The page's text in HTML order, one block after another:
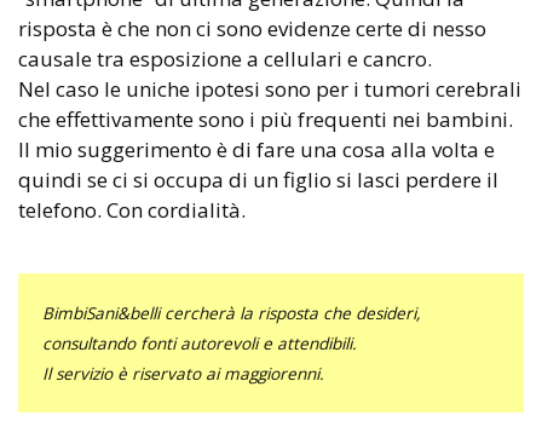
risposta è che non ci sono evidenze certe di nesso
causale tra esposizione a cellulari e cancro.
Nel caso le uniche ipotesi sono per i tumori cerebrali
che effettivamente sono i più frequenti nei bambini.
Il mio suggerimento è di fare una cosa alla volta e
quindi se ci si occupa di un figlio si lasci perdere il
telefono. Con cordialità.
BimbiSani&belli cercherà la risposta che desideri,
consultando fonti autorevoli e attendibili.
Il servizio è riservato ai maggiorenni.